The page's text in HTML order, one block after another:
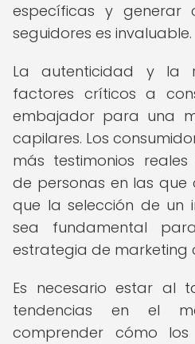
específicas y generar
seguidores es invaluable.
La autenticidad y la
factores críticos a
embajador para una
capilares. Los
más testimonios
de personas en las que
que la selección de un
sea fundamental
estrategia de marketing
Es necesario estar al
tendencias en el
comprender cómo los